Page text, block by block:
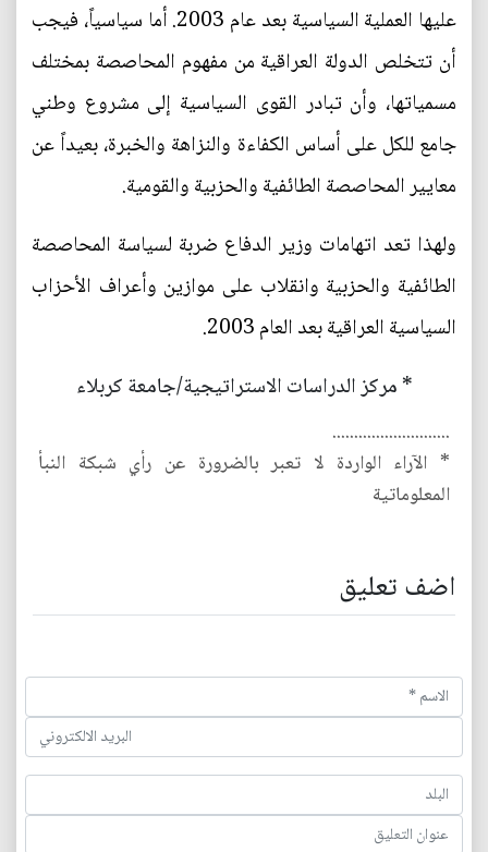
عليها العملية السياسية بعد عام 2003. أما سياسياً، فيجب
أن تتخلص الدولة العراقية من مفهوم المحاصصة بمختلف
مسمياتها، وأن تبادر القوى السياسية إلى مشروع وطني
جامع للكل على أساس الكفاءة والنزاهة والخبرة، بعيداً عن
معايير المحاصصة الطائفية والحزبية والقومية.
ولهذا تعد اتهامات وزير الدفاع ضربة لسياسة المحاصصة
الطائفية والحزبية وانقلاب على موازين وأعراف الأحزاب
السياسية العراقية بعد العام 2003.
* مركز الدراسات الاستراتيجية/جامعة كربلاء
...........................
* الآراء الواردة لا تعبر بالضرورة عن رأي شبكة النبأ
المعلوماتية
اضف تعليق